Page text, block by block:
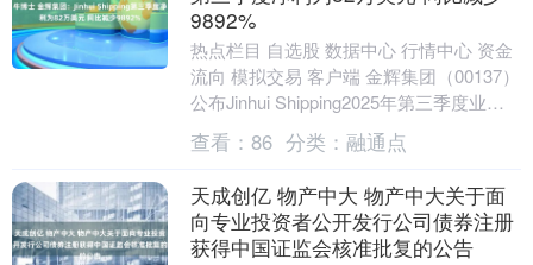
9892%
热点栏目 自选股 数据中心 行情中心 资金
流向 模拟交易 客户端 金辉集团（00137）
公布Jinhui Shipping2025年第三季度业
绩，营业收入为40....
查看： 86 分类： 融通点
天成创亿 物产中大 物产中大关于面
向专业投资者公开发行公司债券注册
获得中国证监会核准批复的公告